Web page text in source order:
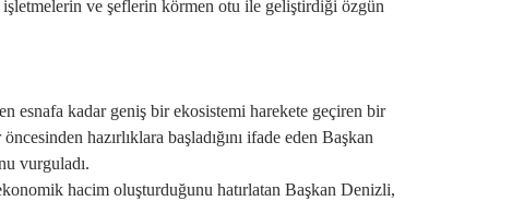
ve şeflerin körmen otu ile geliştirdiği özgün
esnafa kadar geniş bir ekosistemi harekete geçiren bir
hazırlıklara başladığını ifade eden Başkan
vurguladı.
hacim oluşturduğunu hatırlatan Başkan Denizli,